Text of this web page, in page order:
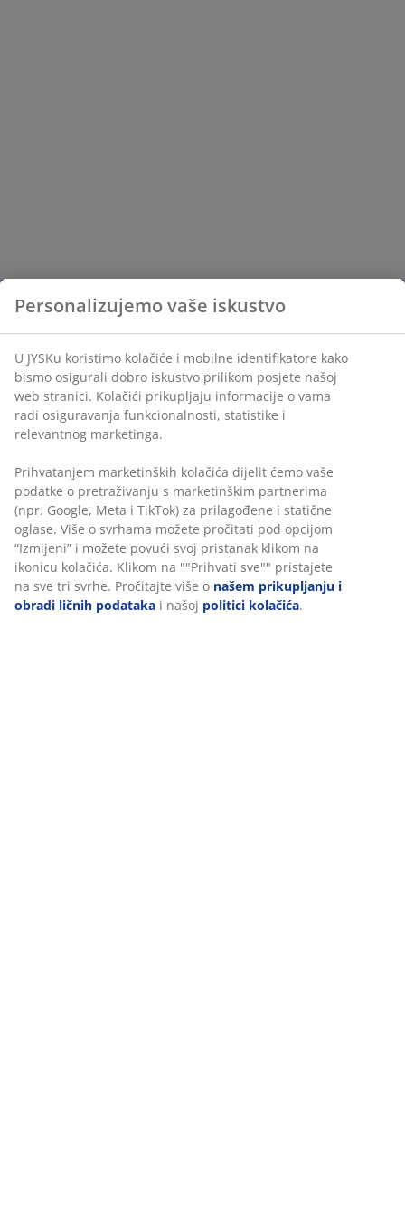
Personalizujemo vaše iskustvo
U JYSKu koristimo kolačiće i mobilne identifikatore kako
bismo osigurali dobro iskustvo prilikom posjete našoj
web stranici. Kolačići prikupljaju informacije o vama
radi osiguravanja funkcionalnosti, statistike i
relevantnog marketinga.
Prihvatanjem marketinških kolačića dijelit ćemo vaše
podatke o pretraživanju s marketinškim partnerima
(npr. Google, Meta i TikTok) za prilagođene i statične
oglase. Više o svrhama možete pročitati pod opcijom
“Izmijeni” i možete povući svoj pristanak klikom na
ikonicu kolačića. Klikom na ""Prihvati sve"" pristajete
na sve tri svrhe. Pročitajte više o našem prikupljanju i
obradi ličnih podataka i našoj politici kolačića.